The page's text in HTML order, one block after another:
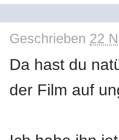
Geschrieben 22
Da hast du
der Film auf